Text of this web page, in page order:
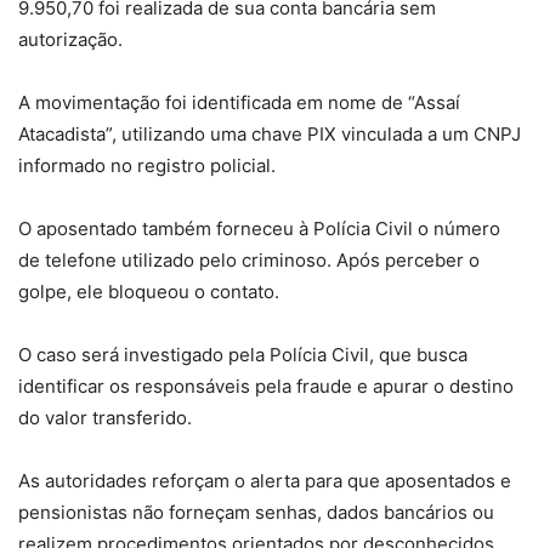
9.950,70 foi realizada de sua conta bancária sem
autorização.
A movimentação foi identificada em nome de “Assaí
Atacadista”, utilizando uma chave PIX vinculada a um CNPJ
informado no registro policial.
O aposentado também forneceu à Polícia Civil o número
de telefone utilizado pelo criminoso. Após perceber o
golpe, ele bloqueou o contato.
O caso será investigado pela Polícia Civil, que busca
identificar os responsáveis pela fraude e apurar o destino
do valor transferido.
As autoridades reforçam o alerta para que aposentados e
pensionistas não forneçam senhas, dados bancários ou